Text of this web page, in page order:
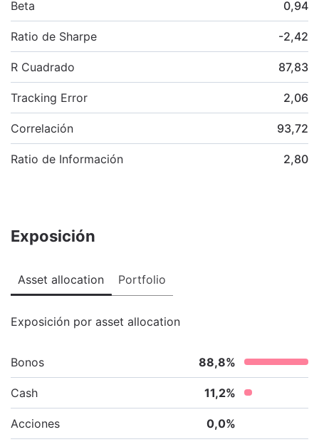
Beta 0,94
Ratio de Sharpe -2,42
R Cuadrado 87,83
Tracking Error 2,06
Correlación 93,72
Ratio de Información 2,80
Exposición
Asset allocation Portfolio
Exposición por asset allocation
Bonos 88,8%
Cash 11,2%
Acciones 0,0%